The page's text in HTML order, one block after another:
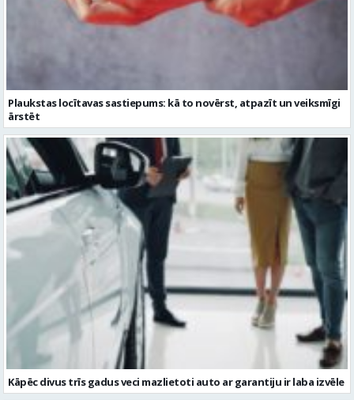
Plaukstas locītavas sastiepums: kā to novērst, atpazīt un veiksmīgi
Kāpēc divus trīs gadus veci mazlietoti auto ar garantiju ir laba izvēle